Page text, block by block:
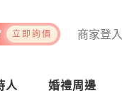
商家登入
立即詢價
人 婚禮周邊